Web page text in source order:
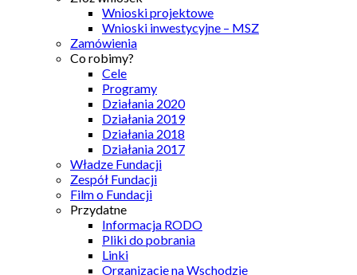
Wnioski projektowe
Wnioski inwestycyjne – MSZ
Zamówienia
Co robimy?
Cele
Programy
Działania 2020
Działania 2019
Działania 2018
Działania 2017
Władze Fundacji
Zespół Fundacji
Film o Fundacji
Przydatne
Informacja RODO
Pliki do pobrania
Linki
Organizacje na Wschodzie